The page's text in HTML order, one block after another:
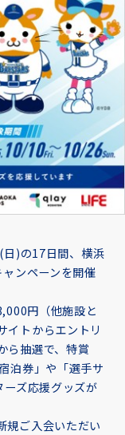
)の17日間、横浜
ンペーンを開催
円（他施設と
イトからエントリ
ら抽選で、特賞
泊券」や「選手サ
ズ応援グッズが
規ご入会いただい